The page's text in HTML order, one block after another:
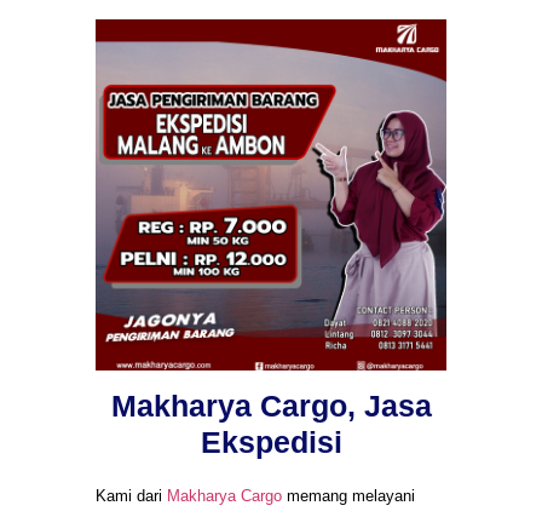
Makharya Cargo, Jasa
Ekspedisi
Kami dari Makharya Cargo memang melayani